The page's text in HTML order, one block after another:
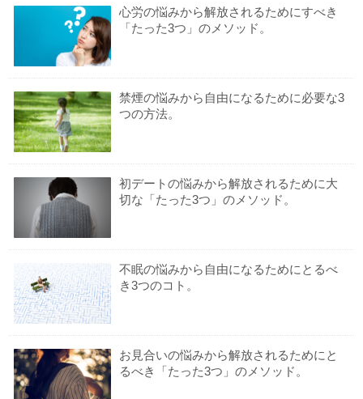
心労の悩みから解放されるためにすべき
「たった3つ」のメソッド。
禁煙の悩みから自由になるために必要な3
つの方法。
初デートの悩みから解放されるために大
切な「たった3つ」のメソッド。
不眠の悩みから自由になるためにとるべ
き3つのコト。
お見合いの悩みから解放されるためにと
るべき「たった3つ」のメソッド。